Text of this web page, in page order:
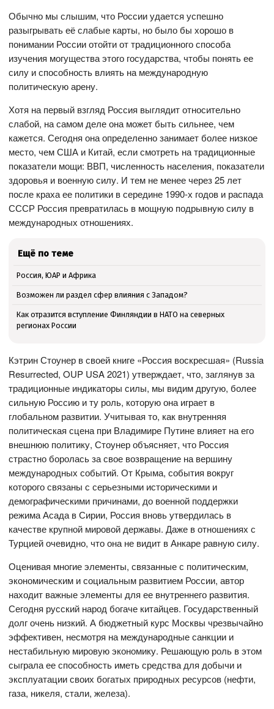
Обычно мы слышим, что России удается успешно
разыгрывать её слабые карты, но было бы хорошо в
понимании России отойти от традиционного способа
изучения могущества этого государства, чтобы понять ее
силу и способность влиять на международную
политическую арену.
Хотя на первый взгляд Россия выглядит относительно
слабой, на самом деле она может быть сильнее, чем
кажется. Сегодня она определенно занимает более низкое
место, чем США и Китай, если смотреть на традиционные
показатели мощи: ВВП, численность населения, показатели
здоровья и военную силу. И тем не менее через 25 лет
после краха ее политики в середине 1990-х годов и распада
СССР Россия превратилась в мощную подрывную силу в
международных отношениях.
Ещё по теме
Россия, ЮАР и Африка
Возможен ли раздел сфер влияния с Западом?
Как отразится вступление Финляндии в НАТО на северных
регионах России
Кэтрин Стоунер в своей книге «Россия воскресшая» (Russia
Resurrected, OUP USA 2021) утверждает, что, заглянув за
традиционные индикаторы силы, мы видим другую, более
сильную Россию и ту роль, которую она играет в
глобальном развитии. Учитывая то, как внутренняя
политическая сцена при Владимире Путине влияет на его
внешнюю политику, Стоунер объясняет, что Россия
страстно боролась за свое возвращение на вершину
международных событий. От Крыма, события вокруг
которого связаны с серьезными историческими и
демографическими причинами, до военной поддержки
режима Асада в Сирии, Россия вновь утвердилась в
качестве крупной мировой державы. Даже в отношениях с
Турцией очевидно, что она не видит в Анкаре равную силу.
Оценивая многие элементы, связанные с политическим,
экономическим и социальным развитием России, автор
находит важные элементы для ее внутреннего развития.
Сегодня русский народ богаче китайцев. Государственный
долг очень низкий. А бюджетный курс Москвы чрезвычайно
эффективен, несмотря на международные санкции и
нестабильную мировую экономику. Решающую роль в этом
сыграла ее способность иметь средства для добычи и
эксплуатации своих богатых природных ресурсов (нефти,
газа, никеля, стали, железа).